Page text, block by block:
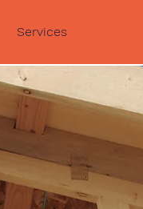
Services